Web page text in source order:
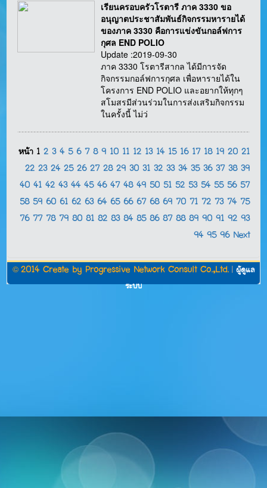
เรียนครอบครัวโรตารี ภาค 3330 ขอ
อนุญาตประชาสัมพันธ์กิจกรรมหารายได้
ของภาค 3330 คือการแข่งขันกอล์ฟการ
กุศล END POLIO
Update :2019-09-30
ภาค 3330 โรตารีสากล ได้มีการจัด
กิจกรรมกอล์ฟการกุศล เพื่อหารายได้ใน
โครงการ END POLIO และอยากให้ทุกๆ
สโมสรมีส่วนร่วมในการส่งเสริมกิจกรรม
ในครั้งนี้ ไม่ว่
หน้า 1 2 3 4 5 6 7 8 9 10 11 12 13 14 15 16 17 18 19 20 21
22 23 24 25 26 27 28 29 30 31 32 33 34 35 36 37 38 39
40 41 42 43 44 45 46 47 48 49 50 51 52 53 54 55 56 57
58 59 60 61 62 63 64 65 66 67 68 69 70 71 72 73 74 75
76 77 78 79 80 81 82 83 84 85 86 87 88 89 90 91 92 93
94 95 96 Next
© 2014 Create by Progressive Network Consult Co.,Ltd. ผู้ดูแล
ระบบ